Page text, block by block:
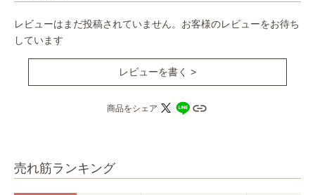
売れ筋ランキング
レビューはまだ投稿されていません。お客様のレビューをお待ち
しています
レビューを書く >
商品をシェア